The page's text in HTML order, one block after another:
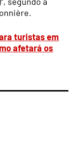
turistas em
afetará os